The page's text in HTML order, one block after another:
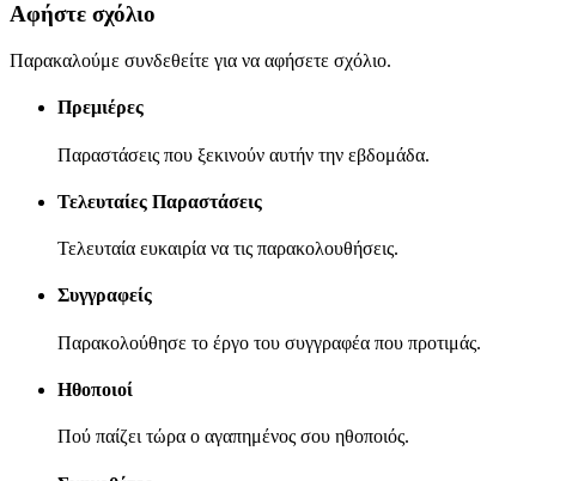
Αφήστε σχόλιο
Παρακαλούμε συνδεθείτε για να αφήσετε σχόλιο.
Πρεμιέρες
Παραστάσεις που ξεκινούν αυτήν την εβδομάδα.
Τελευταίες Παραστάσεις
Τελευταία ευκαιρία να τις παρακολουθήσεις.
Συγγραφείς
Παρακολούθησε το έργο του συγγραφέα που προτιμάς.
Ηθοποιοί
Πού παίζει τώρα ο αγαπημένος σου ηθοποιός.